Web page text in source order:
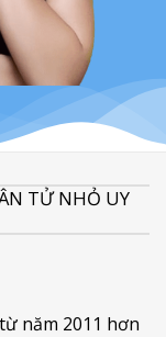
TỬ NHỎ UY
năm 2011 hơn